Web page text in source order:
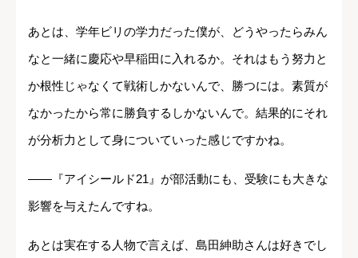
あとは、学年ビリの学力だった僕が、どうやったらみん
なと一緒に慶応や早稲田に入れるか。それはもう努力と
か根性じゃなくて戦術しかないんで、勝つには。素質が
なかったから常に勝負するしかないんで。結果的にそれ
が分析力として身についていった感じですかね。
――『アイシールド21』が部活動にも、受験にも大きな
影響を与えたんですね。
あとは実在する人物で言えば、島田紳助さんは好きでし